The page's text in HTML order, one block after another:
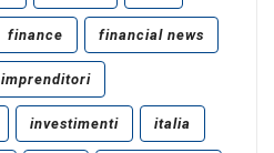
finance financial news
imprenditori
investimenti italia